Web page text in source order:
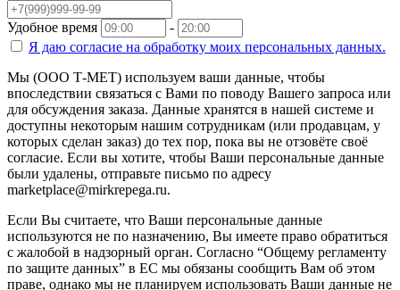
Удобное время
-
Я даю согласие на обработку моих персональных данных.
Мы (ООО Т-МЕТ) используем ваши данные, чтобы
впоследствии связаться с Вами по поводу Вашего запроса или
для обсуждения заказа. Данные хранятся в нашей системе и
доступны некоторым нашим сотрудникам (или продавцам, у
которых сделан заказ) до тех пор, пока вы не отзовёте своё
согласие. Если вы хотите, чтобы Ваши персональные данные
были удалены, отправьте письмо по адресу
marketplace@mirkrepega.ru.
Если Вы считаете, что Ваши персональные данные
используются не по назначению, Вы имеете право обратиться
с жалобой в надзорный орган. Согласно “Общему регламенту
по защите данных” в ЕС мы обязаны сообщить Вам об этом
праве, однако мы не планируем использовать Ваши данные не